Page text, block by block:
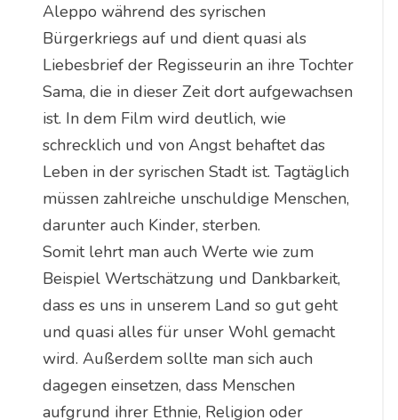
Aleppo während des syrischen
Bürgerkriegs auf und dient quasi als
Liebesbrief der Regisseurin an ihre Tochter
Sama, die in dieser Zeit dort aufgewachsen
ist. In dem Film wird deutlich, wie
schrecklich und von Angst behaftet das
Leben in der syrischen Stadt ist. Tagtäglich
müssen zahlreiche unschuldige Menschen,
darunter auch Kinder, sterben.
Somit lehrt man auch Werte wie zum
Beispiel Wertschätzung und Dankbarkeit,
dass es uns in unserem Land so gut geht
und quasi alles für unser Wohl gemacht
wird. Außerdem sollte man sich auch
dagegen einsetzen, dass Menschen
aufgrund ihrer Ethnie, Religion oder